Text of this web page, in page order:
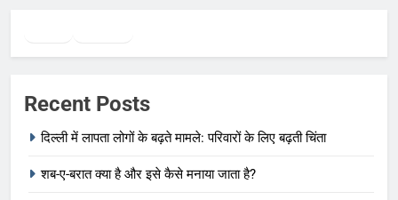
Recent Posts
दिल्ली में लापता लोगों के बढ़ते मामले: परिवारों के लिए बढ़ती चिंता
शब-ए-बरात क्या है और इसे कैसे मनाया जाता है?